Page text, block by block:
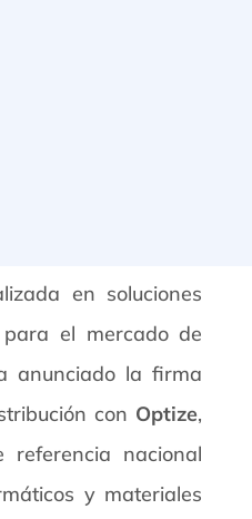
en soluciones
el mercado de
anunciado la firma
con Optize,
nacional
y materiales